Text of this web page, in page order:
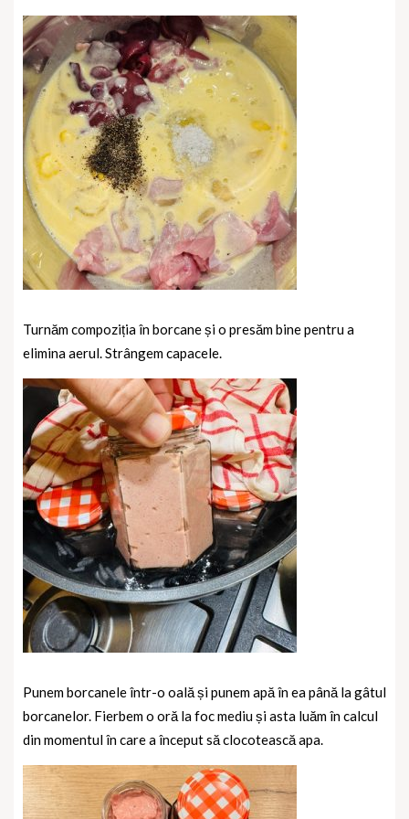
Turnăm compoziția în borcane și o presăm bine pentru a
elimina aerul. Strângem capacele.
Punem borcanele într-o oală și punem apă în ea până la gâtul
borcanelor. Fierbem o oră la foc mediu și asta luăm în calcul
din momentul în care a început să clocotească apa.